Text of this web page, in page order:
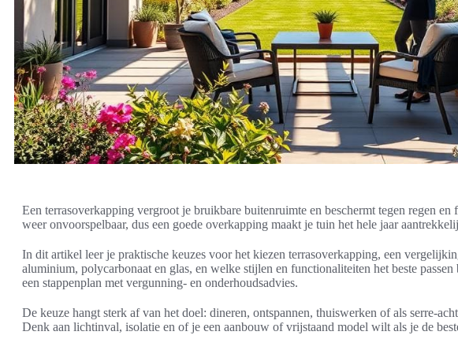
Een terrasoverkapping vergroot je bruikbare buitenruimte en beschermt tegen regen
weer onvoorspelbaar, dus een goede overkapping maakt je tuin het hele jaar
In dit artikel leer je praktische keuzes voor het kiezen terrasoverkapping, een
aluminium, polycarbonaat en glas, en welke stijlen en functionaliteiten het beste
een stappenplan met vergunning- en onderhoudsadvies.
De keuze hangt sterk af van het doel: dineren, ontspannen, thuiswerken of als serre-
Denk aan lichtinval, isolatie en of je een aanbouw of vrijstaand model wilt als je de